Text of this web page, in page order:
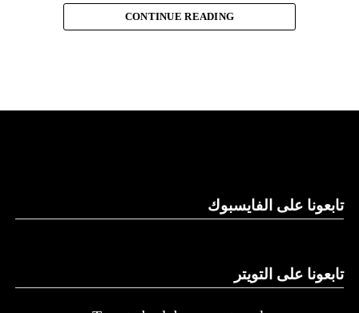
وتقول “نورثروب غرومان”، وهي تكتل للصناعات الجوية
الطاقة التي تسمح لها بالرسو في قاع البحر و”السبات” في حالة
انخفاض الطاقة.
CONTINUE READING
تابعونا على الفايسبوك
تابعونا على التويتر